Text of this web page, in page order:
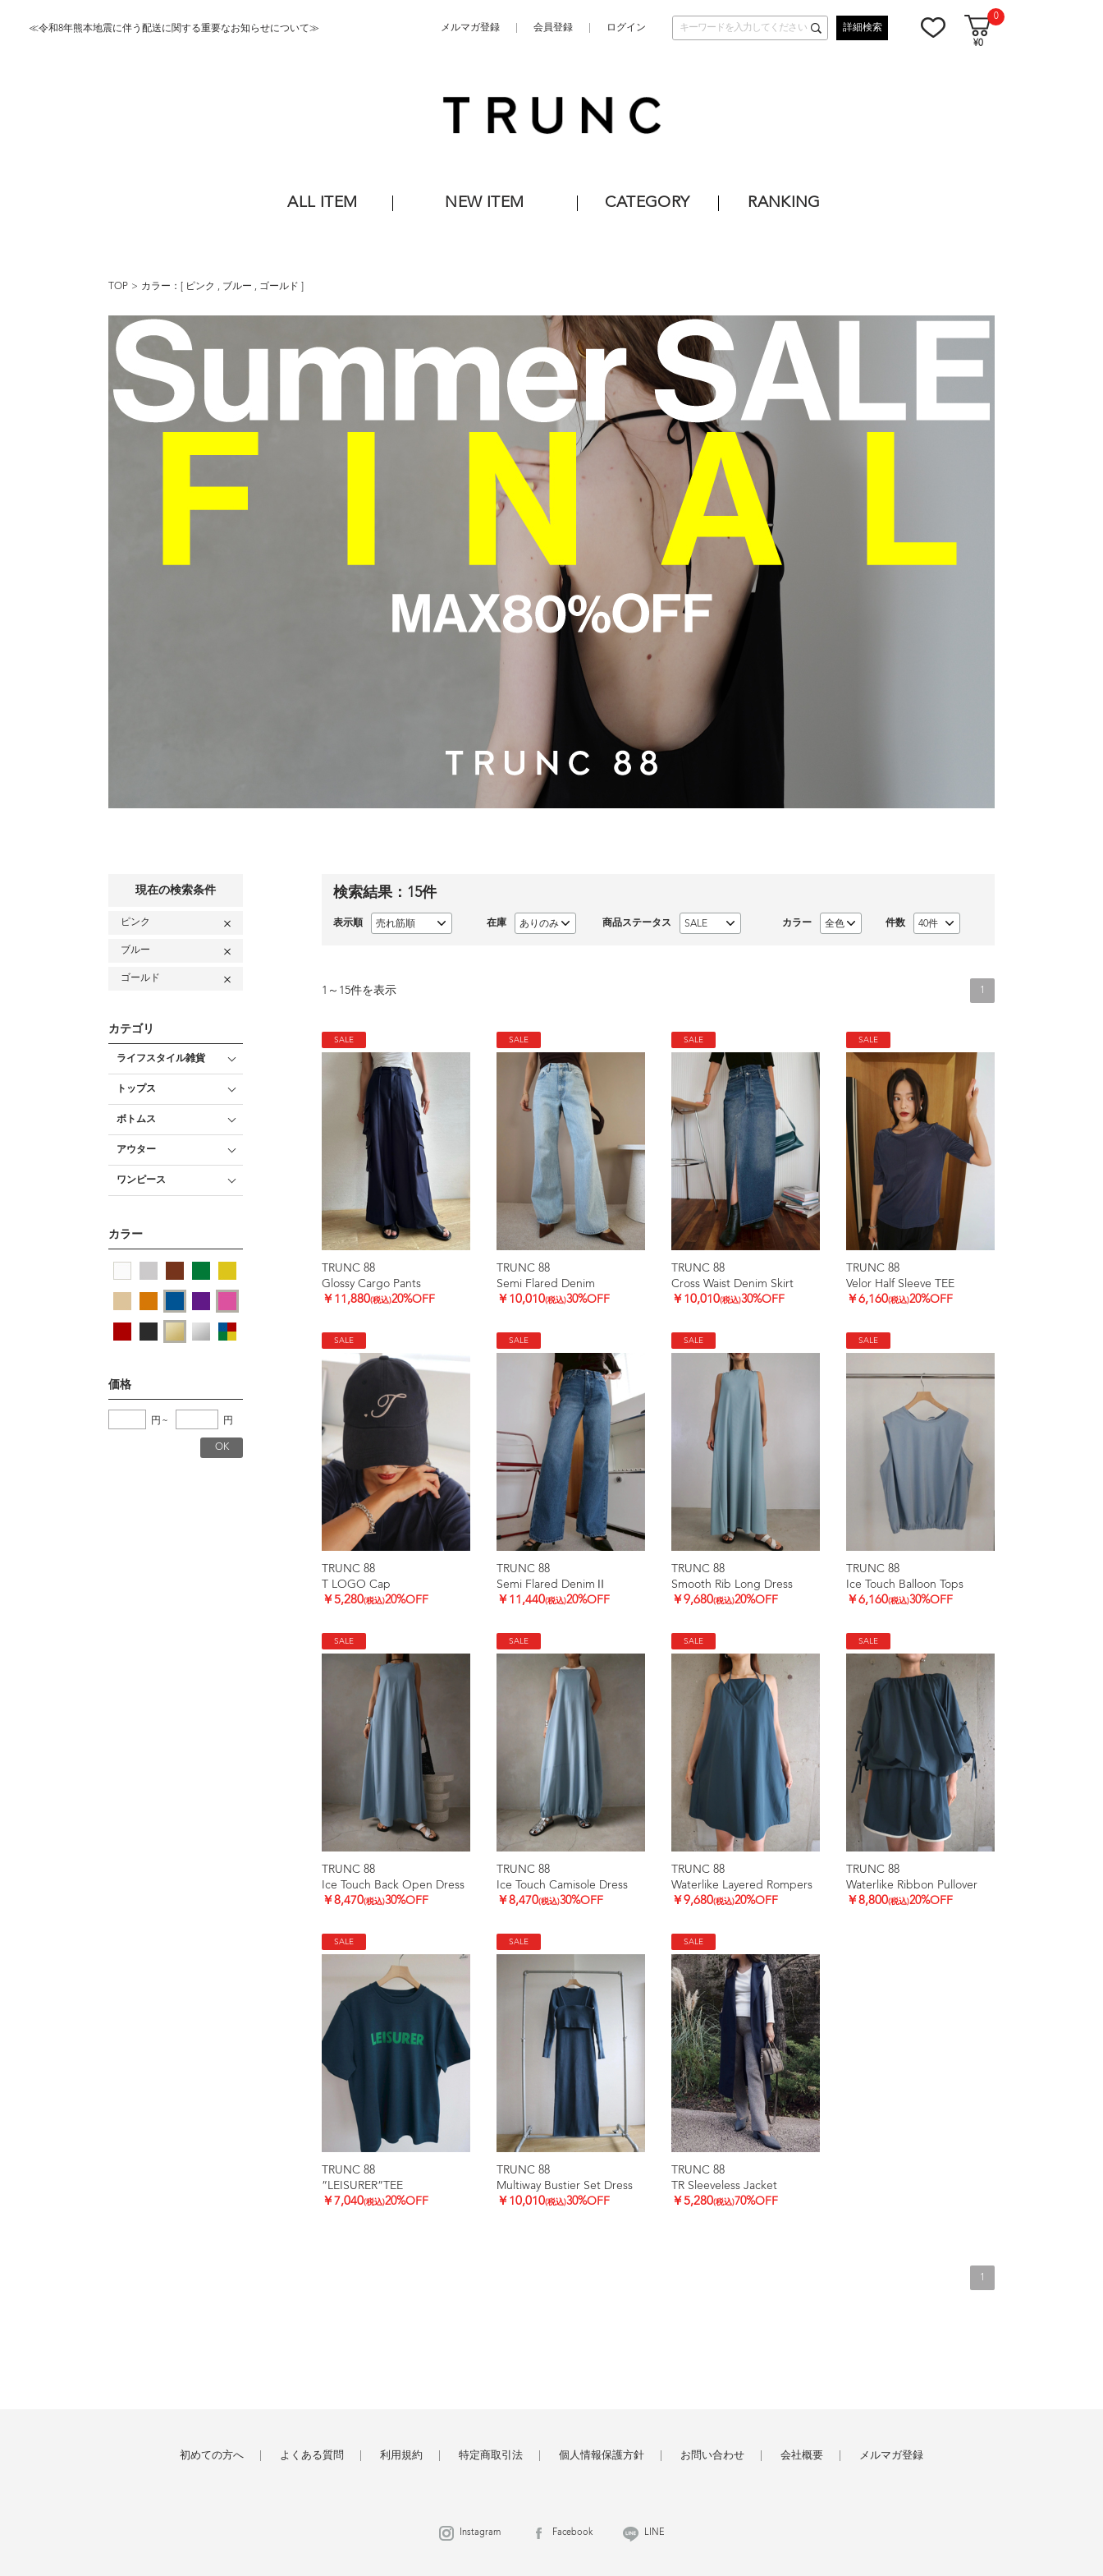
≪令和8年熊本地震に伴う配送に関する重要なお知らせについて≫ メルマガ登録 会員登録 ログイン 詳細検索
0
¥0
ALL ITEM NEW ITEM CATEGORY RANKING
TOP カラー：[ ピンク , ブルー , ゴールド
現在の検索条件
ピンク
ブルー
ゴールド
カテゴリ
ライフスタイル雑貨
トップス
ボトムス
アウター
ワンピース
カラー
価格
円 ~ 円
検索結果： 15件
表示順 在庫 商品ステータス カラー 件数
1 ～ 15件を表示 1
SALE
TRUNC 88
Glossy Cargo Pants
￥11,880(税込)20%OFF
SALE
TRUNC 88
Semi Flared Denim
￥10,010(税込)30%OFF
SALE
TRUNC 88
Cross Waist Denim Skirt
￥10,010(税込)30%OFF
SALE
TRUNC 88
Velor Half Sleeve TEE
￥6,160(税込)20%OFF
SALE
TRUNC 88
T LOGO Cap
￥5,280(税込)20%OFF
SALE
TRUNC 88
Semi Flared DenimⅡ
￥11,440(税込)20%OFF
SALE
TRUNC 88
Smooth Rib Long Dress
￥9,680(税込)20%OFF
SALE
TRUNC 88
Ice Touch Balloon Tops
￥6,160(税込)30%OFF
SALE
TRUNC 88
Ice Touch Back Open Dress
￥8,470(税込)30%OFF
SALE
TRUNC 88
Ice Touch Camisole Dress
￥8,470(税込)30%OFF
SALE
TRUNC 88
Waterlike Layered Rompers
￥9,680(税込)20%OFF
SALE
TRUNC 88
Waterlike Ribbon Pullover
￥8,800(税込)20%OFF
SALE
TRUNC 88
”LEISURER”TEE
￥7,040(税込)20%OFF
SALE
TRUNC 88
Multiway Bustier Set Dress
￥10,010(税込)30%OFF
SALE
TRUNC 88
TR Sleeveless Jacket
￥5,280(税込)70%OFF
1
初めての方へ よくある質問 利用規約 特定商取引法 個人情報保護方針 お問い合わせ 会社概要 メルマガ登録
Instagram Facebook LINE